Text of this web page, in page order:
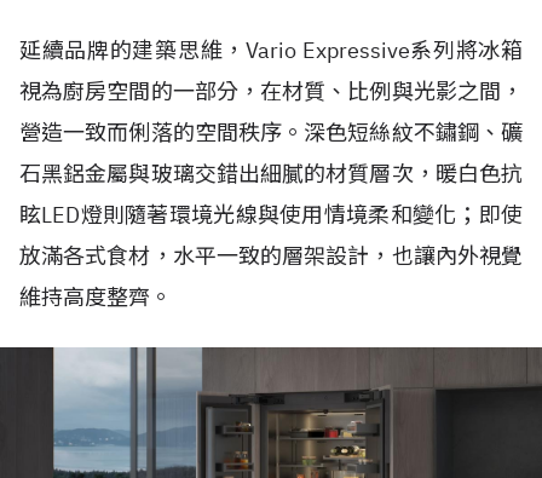
延續品牌的建築思維，Vario Expressive系列將冰箱
視為廚房空間的一部分，在材質、比例與光影之間，
營造一致而俐落的空間秩序。深色短絲紋不鏽鋼、礦
石黑鋁金屬與玻璃交錯出細膩的材質層次，暖白色抗
眩LED燈則隨著環境光線與使用情境柔和變化；即使
放滿各式食材，水平一致的層架設計，也讓內外視覺
維持高度整齊。